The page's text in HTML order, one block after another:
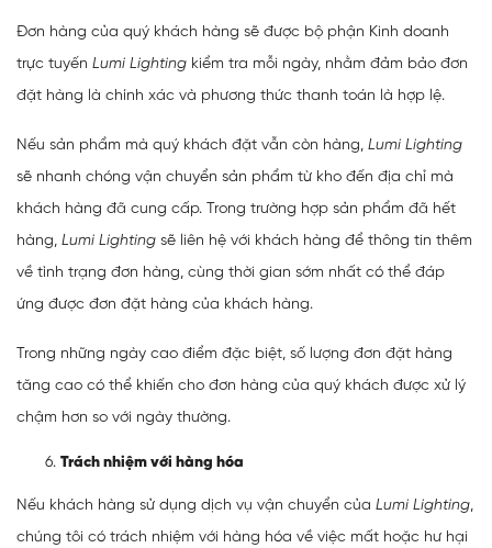
Đơn hàng của quý khách hàng sẽ được bộ phận Kinh doanh
trực tuyến Lumi Lighting kiểm tra mỗi ngày, nhằm đảm bảo đơn
đặt hàng là chính xác và phương thức thanh toán là hợp lệ.
Nếu sản phẩm mà quý khách đặt vẫn còn hàng, Lumi Lighting
sẽ nhanh chóng vận chuyển sản phẩm từ kho đến địa chỉ mà
khách hàng đã cung cấp. Trong trường hợp sản phẩm đã hết
hàng, Lumi Lighting sẽ liên hệ với khách hàng để thông tin thêm
về tình trạng đơn hàng, cùng thời gian sớm nhất có thể đáp
ứng được đơn đặt hàng của khách hàng.
Trong những ngày cao điểm đặc biệt, số lượng đơn đặt hàng
tăng cao có thể khiến cho đơn hàng của quý khách được xử lý
chậm hơn so với ngày thường.
Trách nhiệm với hàng hóa
Nếu khách hàng sử dụng dịch vụ vận chuyển của Lumi Lighting,
chúng tôi có trách nhiệm với hàng hóa về việc mất hoặc hư hại